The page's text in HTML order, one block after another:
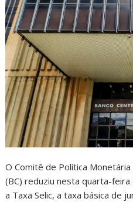
O Comitê de Política
(BC) reduziu nesta quarta-
a Taxa Selic, a taxa básica de